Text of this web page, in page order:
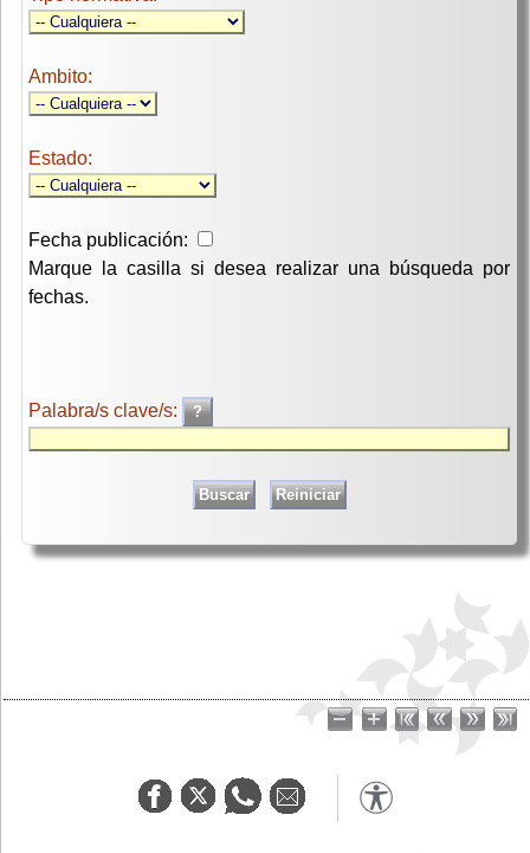
Ambito:
Estado:
Fecha publicación:
Marque la casilla si desea realizar una búsqueda por
fechas.
Palabra/s clave/s: